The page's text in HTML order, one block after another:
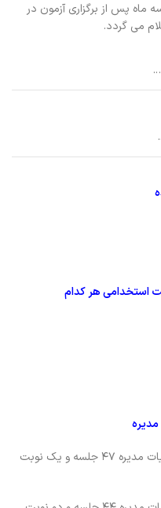
ماه پس از برگزاری آزمون در
می گردد.
استخدامی هر کدام
در سال ۱۴۰۰ تعداد جلسات برگزار شده هیات مدیره ۴۷ جلسه و یک نوبت